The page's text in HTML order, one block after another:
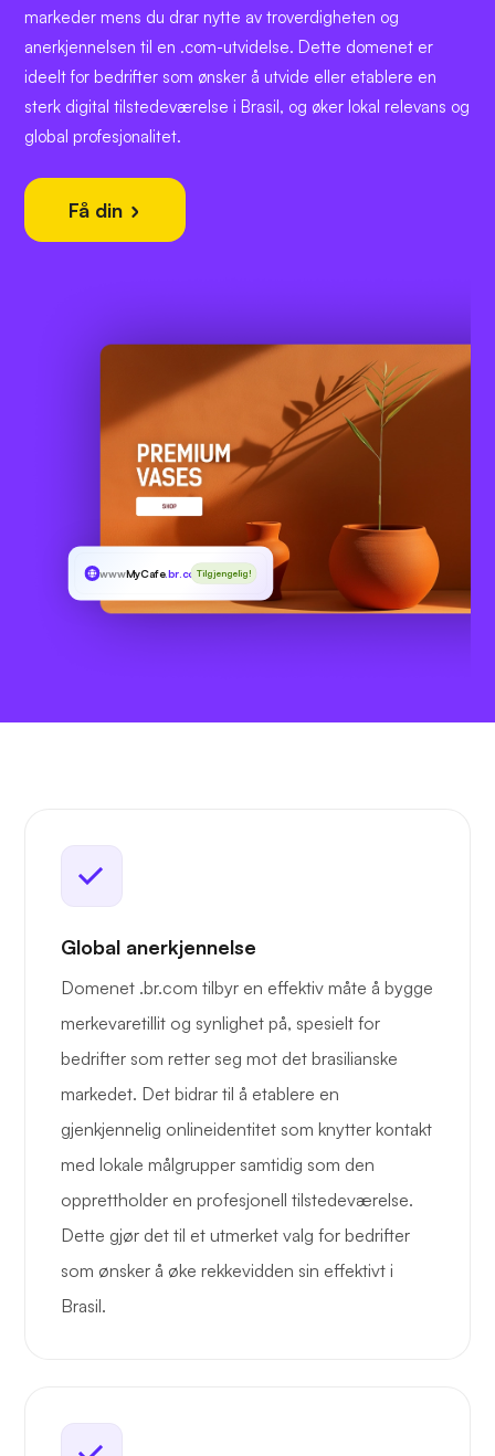
markeder mens du drar nytte av troverdigheten og
anerkjennelsen til en .com-utvidelse. Dette domenet er
ideelt for bedrifter som ønsker å utvide eller etablere en
sterk digital tilstedeværelse i Brasil, og øker lokal relevans og
global profesjonalitet.
Få din
wwwMyCafe.br.comTilgjengelig!
Global anerkjennelse
Domenet .br.com tilbyr en effektiv måte å bygge
merkevaretillit og synlighet på, spesielt for
bedrifter som retter seg mot det brasilianske
markedet. Det bidrar til å etablere en
gjenkjennelig onlineidentitet som knytter kontakt
med lokale målgrupper samtidig som den
opprettholder en profesjonell tilstedeværelse.
Dette gjør det til et utmerket valg for bedrifter
som ønsker å øke rekkevidden sin effektivt i
Brasil.